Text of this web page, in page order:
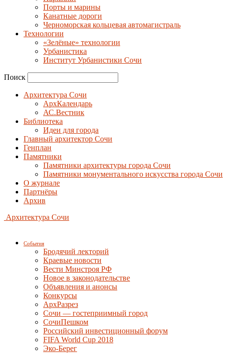
Порты и марины
Канатные дороги
Черноморская кольцевая автомагистраль
Технологии
«Зелёные» технологии
Урбанистика
Институт Урбанистики Сочи
Поиск
Архитектура Сочи
АрхКалендарь
АС.Вестник
Библиотека
Идеи для города
Главный архитектор Сочи
Генплан
Памятники
Памятники архитектуры города Сочи
Памятники монументального искусства города Сочи
О журнале
Партнёры
Архив
Архитектура Сочи
События
Бродячий лекторий
Краевые новости
Вести Минстроя РФ
Новое в законодательстве
Объявления и анонсы
Конкурсы
АрхРазрез
Сочи — гостеприимный город
СочиПешком
Российский инвестиционный форум
FIFA World Cup 2018
Эко-Берег